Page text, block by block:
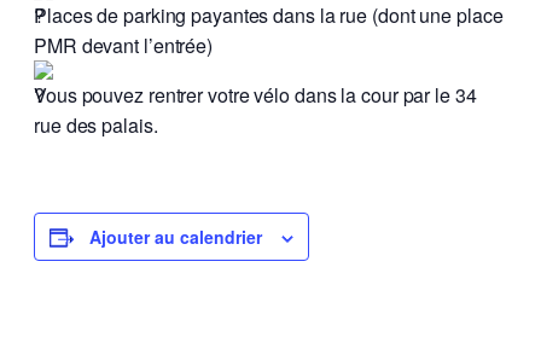
Places de parking payantes dans la rue (dont une place
PMR devant l’entrée)
Vous pouvez rentrer votre vélo dans la cour par le 34
rue des palais.
Ajouter au calendrier